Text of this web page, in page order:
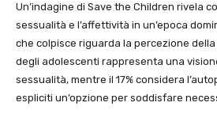
Un’indagine di Save the Children rivela
sessualità e l’affettività in un’epoca
che colpisce riguarda la percezione
degli adolescenti rappresenta una
sessualità, mentre il 17% considera
espliciti un’opzione per soddisfare